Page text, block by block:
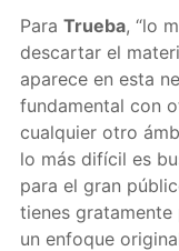
Para Trueba, “lo
descartar el
aparece en esta
fundamental con
cualquier otro
lo más difícil es
para el gran
tienes
un enfoque